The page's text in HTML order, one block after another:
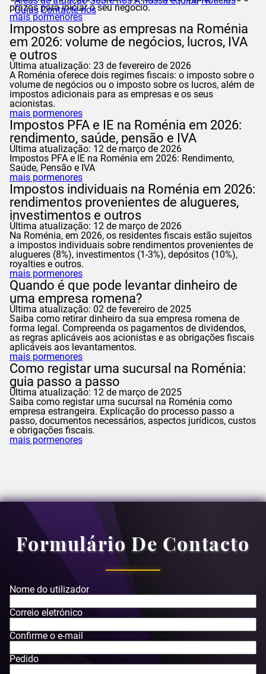
Guias Contacte-nos
prazos para iniciar o seu negócio.
mais pormenores
Impostos sobre as empresas na Roménia
em 2026: volume de negócios, lucros, IVA
e outros
Última atualização: 23 de fevereiro de 2026
A Roménia oferece dois regimes fiscais: o imposto sobre o
volume de negócios ou o imposto sobre os lucros, além de
impostos adicionais para as empresas e os seus
acionistas.
mais pormenores
Impostos PFA e IE na Roménia em 2026:
rendimento, saúde, pensão e IVA
Última atualização: 12 de março de 2026
Impostos PFA e IE na Roménia em 2026: Rendimento,
Saúde, Pensão e IVA
mais pormenores
Impostos individuais na Roménia em 2026:
rendimentos provenientes de alugueres,
investimentos e outros
Última atualização: 12 de março de 2026
Na Roménia, em 2026, os residentes fiscais estão sujeitos
a impostos individuais sobre rendimentos provenientes de
alugueres (8%), investimentos (1-3%), depósitos (10%),
royalties e outros.
mais pormenores
Quando é que pode levantar dinheiro de
uma empresa romena?
Última atualização: 02 de fevereiro de 2025
Saiba como retirar dinheiro da sua empresa romena de
forma legal. Compreenda os pagamentos de dividendos,
as regras aplicáveis aos acionistas e as obrigações fiscais
aplicáveis aos levantamentos.
mais pormenores
Como registar uma sucursal na Roménia:
guia passo a passo
Última atualização: 12 de março de 2025
Saiba como registar uma sucursal na Roménia como
empresa estrangeira. Explicação do processo passo a
passo, documentos necessários, aspectos jurídicos, custos
e obrigações fiscais.
mais pormenores
Formulário De Contacto
Nome do utilizador
Correio eletrónico
Confirme o e-mail
Pedido